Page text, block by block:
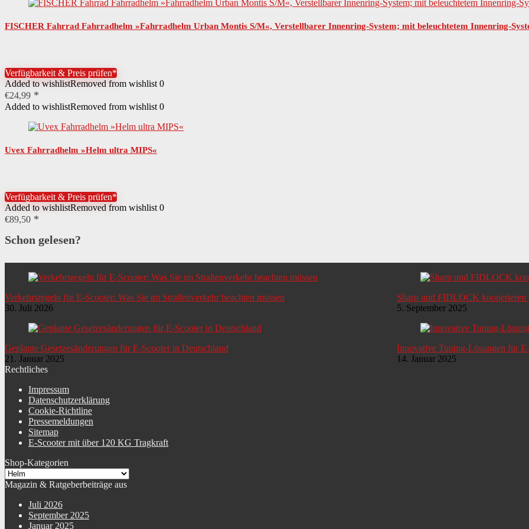
FISCHER Fahrrad Fahrradhelm »Fahrradhelm Urban Montis S/M«, Verstellbarer Innenring-System; mit beleuchtetem Innenring-
Verfügbarkeit & Preis prüfen*
Added to wishlistRemoved from wishlist 0
€24,99
Added to wishlistRemoved from wishlist 0
Uvex Fahrradhelm »Helm ultra MIPS«
Verfügbarkeit & Preis prüfen*
Added to wishlistRemoved from wishlist 0
€89,50
Schon gelesen?
Verkehrsregeln für E-Scooter: Was Sie im Straßenverkehr beachten müssen
30. Juli 2026
Sharp und FIDLOCK
5. September 2025
Geplante Gesetzesänderungen für E-Scooter in Deutschland
21. Januar 2025
Innovative Tuning-Lösungen für
14. Januar 2025
Rechtliches
Impressum
Datenschutzerklärung
Cookie-Richtline
Pressemeldungen
Sitemap
E-Scooter mit über 120 KG Tragkraft
Shop-Kategorien
Magazin & Ratgeberbeiträge aus
Juli 2026
September 2025
Januar 2025